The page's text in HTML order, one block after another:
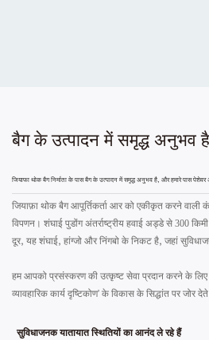
बैग के उत्पादन में समृद्ध अनुभव है
जियाफा थोक बैग निर्माता के पास बैग के उत्पादन में समृद्ध अनुभव है, और हमारे पास
जियाफ़ा थोक बैग आपूर्तिकर्ता आर को एकीकृत करने
विपणन। शंघाई पुडोंग अंतर्राष्ट्रीय हवाई अड्डे से 300
दूर, यह शंघाई, हांग्जो और निंगबो के निकट है, जहां
हम आपको प्रसंस्करण की उत्कृष्ट सेवा प्रदान करने के लिए
व्यावहारिक कार्य दृष्टिकोण' के विकास के सिद्धांत पर जोर
सुविधाजनक यातायात स्थितियों का आनंद ले रहे हैं